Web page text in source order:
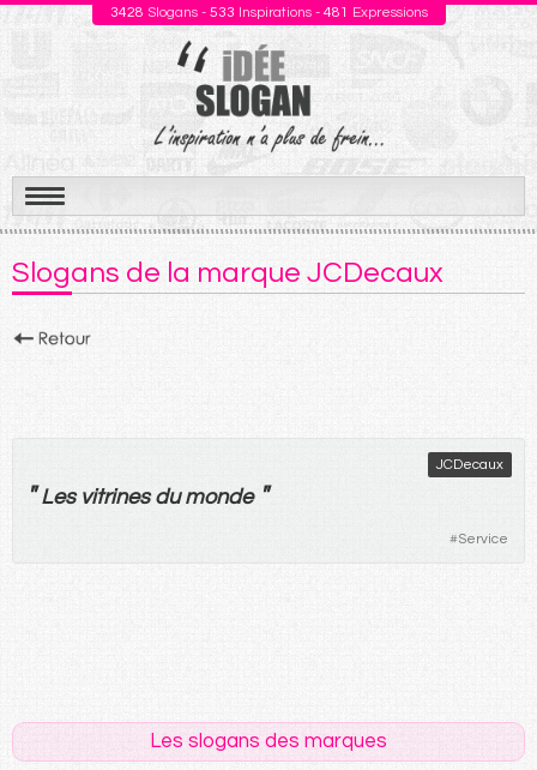
3428 Slogans - 533 Inspirations - 481 Expressions
Aller
au
contenu
Slogans de la marque JCDecaux
JCDecaux
" Les vitrines du monde "
#Service
Les slogans des marques